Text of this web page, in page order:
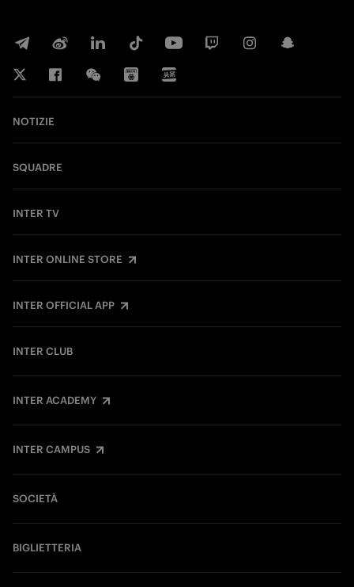
NOTIZIE
SQUADRE
INTER TV
INTER ONLINE STORE
INTER OFFICIAL APP
INTER CLUB
INTER ACADEMY
INTER CAMPUS
SOCIETÀ
BIGLIETTERIA